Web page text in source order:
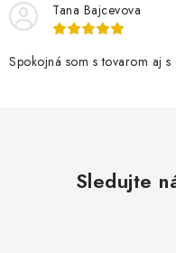
e
r
Tana Bajcevova
Spokojná som s tovarom aj
Sledujte